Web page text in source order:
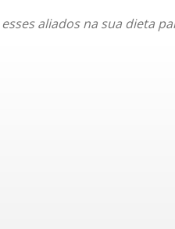
aliados na sua dieta